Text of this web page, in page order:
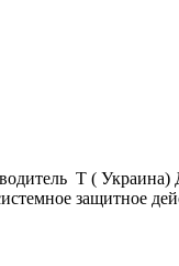
Т (
защитное